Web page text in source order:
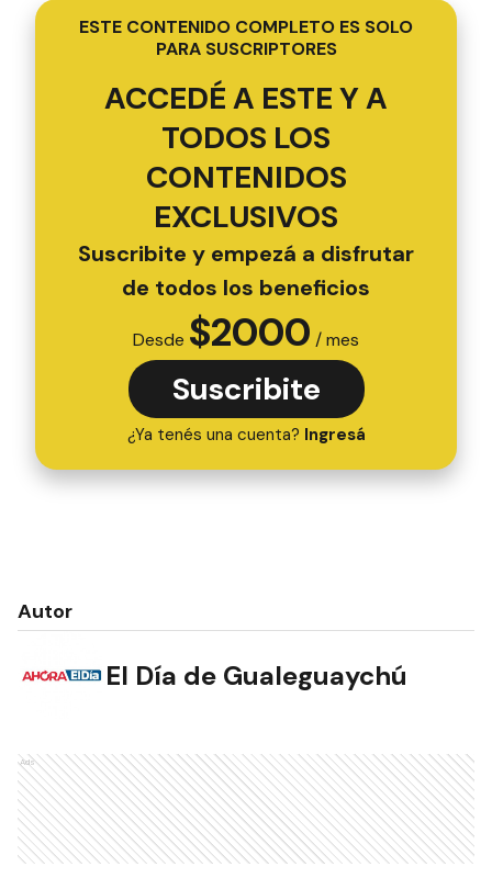
ESTE CONTENIDO COMPLETO ES SOLO
PARA SUSCRIPTORES
ACCEDÉ A ESTE Y A
TODOS LOS
CONTENIDOS
EXCLUSIVOS
Suscribite y empezá a disfrutar
de todos los beneficios
Desde $2000 / mes
Suscribite
¿Ya tenés una cuenta? Ingresá
Autor
El Día de Gualeguaychú
Ads